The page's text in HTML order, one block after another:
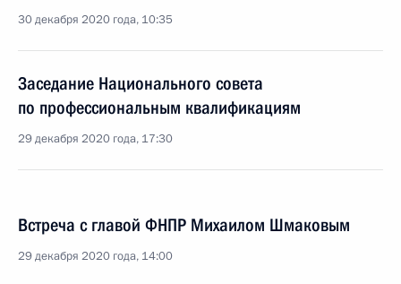
30 декабря 2020 года, 10:35
Заседание Национального совета
по профессиональным квалификациям
29 декабря 2020 года, 17:30
Встреча с главой ФНПР Михаилом Шмаковым
29 декабря 2020 года, 14:00